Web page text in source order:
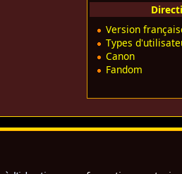
Version
Types
Canon
Fandom